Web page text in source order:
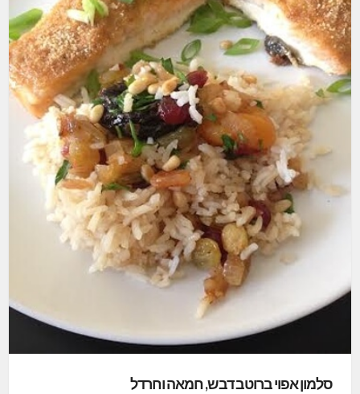
סלמון אפוי ברוטב דבש, חמאה וחרדל